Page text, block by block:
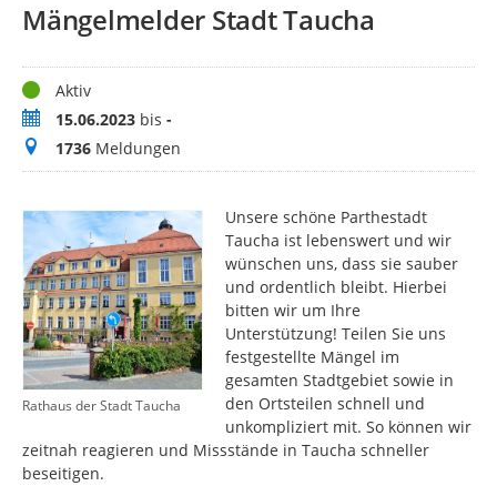
Mängelmelder Stadt Taucha
StatusAktiv
Zeitraum15.06.2023 bis -
Meldungen
1736 Meldungen
Rathaus der Stadt Taucha
Unsere schöne Parthestadt
Taucha ist lebenswert und wir
wünschen uns, dass sie sauber
und ordentlich bleibt. Hierbei
bitten wir um Ihre
Unterstützung! Teilen Sie uns
festgestellte Mängel im
gesamten Stadtgebiet sowie in
den Ortsteilen schnell und
unkompliziert mit. So können wir
zeitnah reagieren und Missstände in Taucha schneller
beseitigen.